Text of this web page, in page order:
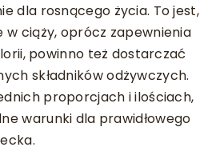
dla rosnącego życia. To jest,
w ciąży, oprócz zapewnienia
powinno też dostarczać
składników odżywczych.
proporcjach i ilościach,
warunki dla prawidłowego